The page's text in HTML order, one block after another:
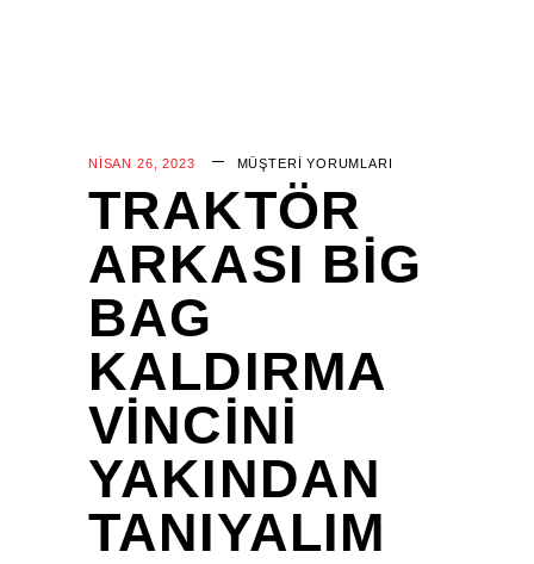
NISAN 26, 2023 MÜŞTERI YORUMLARI
TRAKTÖR
ARKASI BIG
BAG
KALDIRMA
VINCINI
YAKINDAN
TANIYALIM